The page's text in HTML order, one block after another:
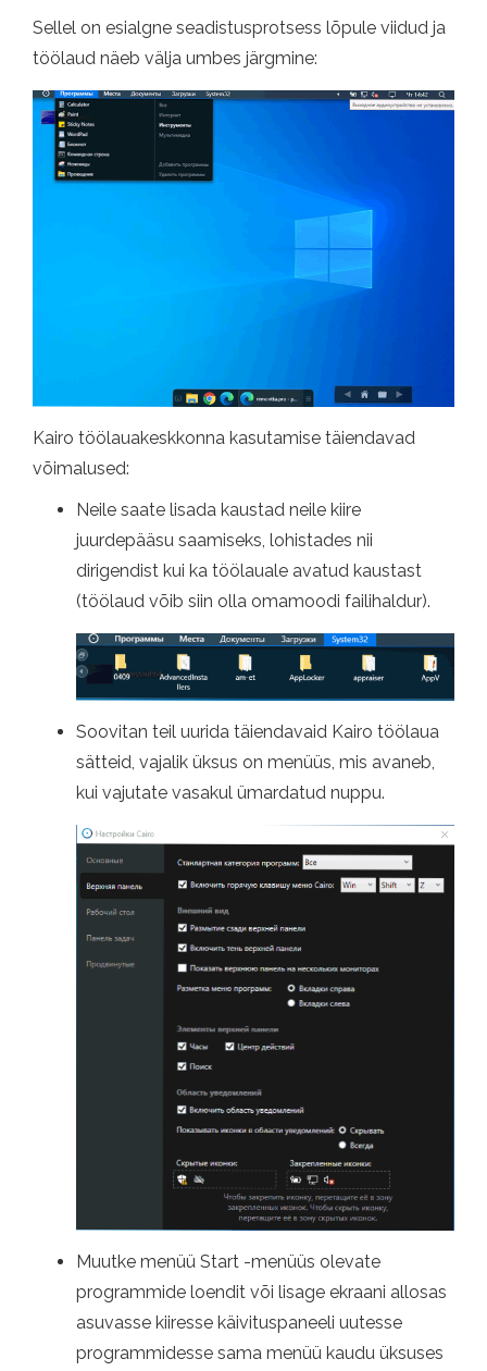
Sellel on esialgne seadistusprotsess lõpule viidud ja
töölaud näeb välja umbes järgmine:
Kairo töölauakeskkonna kasutamise täiendavad
võimalused:
Neile saate lisada kaustad neile kiire
juurdepääsu saamiseks, lohistades nii
dirigendist kui ka töölauale avatud kaustast
(töölaud võib siin olla omamoodi failihaldur).
Soovitan teil uurida täiendavaid Kairo töölaua
sätteid, vajalik üksus on menüüs, mis avaneb,
kui vajutate vasakul ümardatud nuppu.
Muutke menüü Start -menüüs olevate
programmide loendit või lisage ekraani allosas
asuvasse kiiresse käivituspaneeli uutesse
programmidesse sama menüü kaudu üksuses